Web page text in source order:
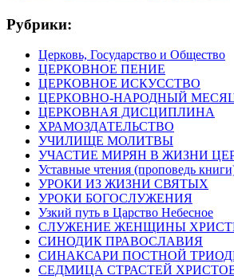
Рубрики:
Церковь, Государство и Общество
ЦЕРКОВНОЕ ПЕНИЕ
ЦЕРКОВНОЕ ИСКУССТВО
ЦЕРКОВНО-НАРОДНЫЙ
ЦЕРКОВНАЯ ДИСЦИПЛИНА
ХРАМОЗДАТЕЛЬСТВО
УЧИЛИЩЕ МОЛИТВЫ
УЧАСТИЕ МИРЯН В ЖИЗНИ
Уставные чтения (проповедь
УРОКИ ИЗ ЖИЗНИ СВЯТЫХ
УРОКИ БОГОСЛУЖЕНИЯ
Узкий путь в Царство Небесное
СЛУЖЕНИЕ ЖЕНЩИНЫ
СИНОДИК ПРАВОСЛАВИЯ
СИНАКСАРИ ПОСТНОЙ
СЕДМИЦА СТРАСТЕЙ